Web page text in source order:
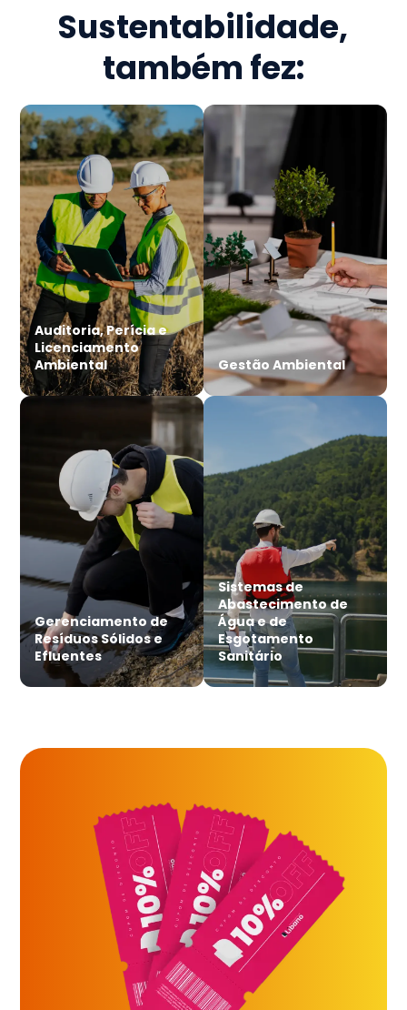
Sustentabilidade,
também fez:
Auditoria, Perícia e
Licenciamento
Ambiental
Gestão Ambiental
Gerenciamento de
Resíduos Sólidos e
Efluentes
Sistemas de
Abastecimento de
Água e de
Esgotamento
Sanitário